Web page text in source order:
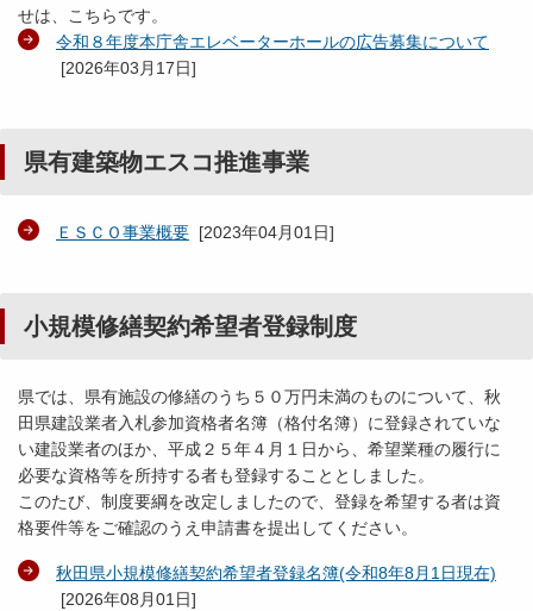
せは、こちらです。
令和８年度本庁舎エレベーターホールの広告募集について
[2026年03月17日]
県有建築物エスコ推進事業
ＥＳＣＯ事業概要 [2023年04月01日]
小規模修繕契約希望者登録制度
県では、県有施設の修繕のうち５０万円未満のものについて、秋
田県建設業者入札参加資格者名簿（格付名簿）に登録されていな
い建設業者のほか、平成２５年４月１日から、希望業種の履行に
必要な資格等を所持する者も登録することとしました。
このたび、制度要綱を改定しましたので、登録を希望する者は資
格要件等をご確認のうえ申請書を提出してください。
秋田県小規模修繕契約希望者登録名簿(令和8年8月1日現在)
[2026年08月01日]